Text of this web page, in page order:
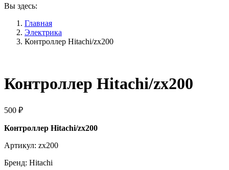
Вы здесь:
Главная
Электрика
Контроллер Hitachi/zx200
Контроллер Hitachi/zx200
500 ₽
Контроллер Hitachi/zx200
Артикул: zx200
Бренд: Hitachi